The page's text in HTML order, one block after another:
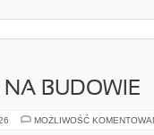
NA BUDOWIE
MOŻLIWOŚĆ